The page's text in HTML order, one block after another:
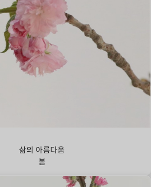
삶의 아름다움
봄